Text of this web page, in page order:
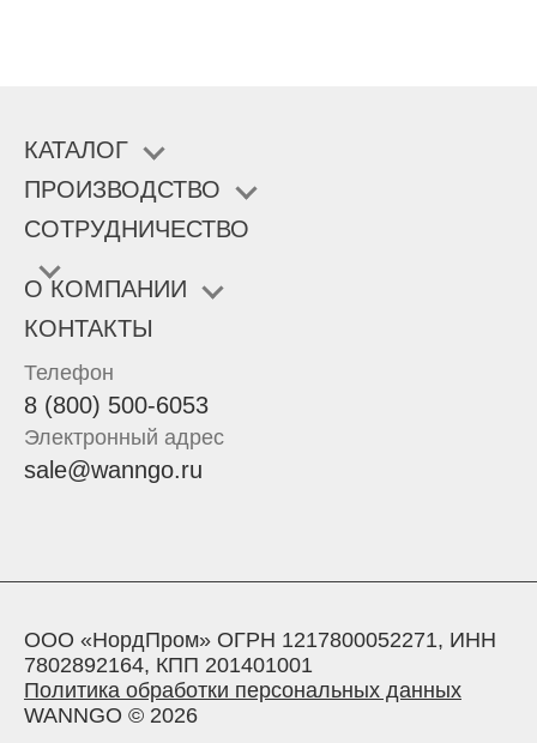
КАТАЛОГ
ПРОИЗВОДСТВО
СОТРУДНИЧЕСТВО
О КОМПАНИИ
КОНТАКТЫ
Телефон
8 (800) 500-6053
Электронный адрес
sale@wanngo.ru
ООО «НордПром» ОГРН 1217800052271, ИНН
7802892164, КПП 201401001
Политика обработки персональных данных
WANNGO © 2026